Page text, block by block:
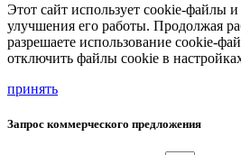
Этот сайт использует cookie-файлы
улучшения его работы. Продолжая
разрешаете использование cookie-
отключить файлы cookie в
принять
Запрос коммерческого предложения